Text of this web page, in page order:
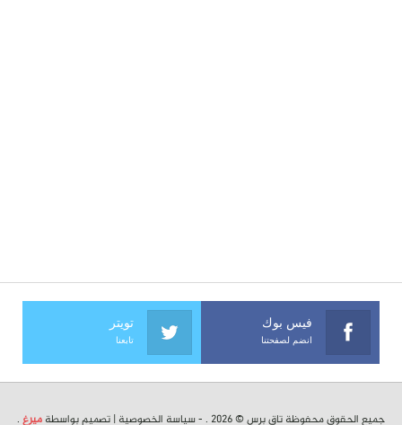
فيس بوك
انضم لصفحتنا
تويتر
تابعنا
جميع الحقوق محفوظة تاق برس © 2026 . - سياسة الخصوصية | تصميم بواسطة ميرغ .